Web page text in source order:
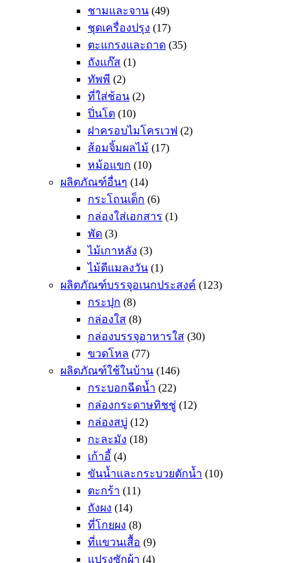
ชามและจาน (49)
ชุดเครื่องปรุง (17)
ตะแกรงและถาด (35)
ถังแก๊ส (1)
ทัพพี (2)
ที่ใส่ช้อน (2)
ปิ่นโต (10)
ฝาครอบไมโครเวฟ (2)
ส้อมจิ้มผลไม้ (17)
หม้อแขก (10)
ผลิตภัณฑ์อื่นๆ (14)
กระโถนเด็ก (6)
กล่องใส่เอกสาร (1)
พัด (3)
ไม้เกาหลัง (3)
ไม้ตีแมลงวัน (1)
ผลิตภัณฑ์บรรจุอเนกประสงค์ (123)
กระปุก (8)
กล่องใส (8)
กล่องบรรจุอาหารใส (30)
ขวดโหล (77)
ผลิตภัณฑ์ใช้ในบ้าน (146)
กระบอกฉีดน้ำ (22)
กล่องกระดาษทิชชู่ (12)
กล่องสบู่ (12)
กะละมัง (18)
เก้าอี้ (4)
ขันน้ำและกระบวยตักน้ำ (10)
ตะกร้า (11)
ถังผง (14)
ที่โกยผง (8)
ที่แขวนเสื้อ (9)
แปรงซักผ้า (4)